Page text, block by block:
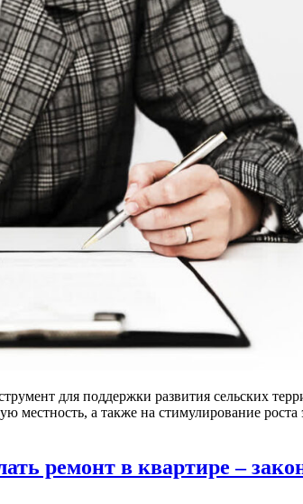
для поддержки развития сельских
местность, а также на стимулирование
ремонт в квартире –